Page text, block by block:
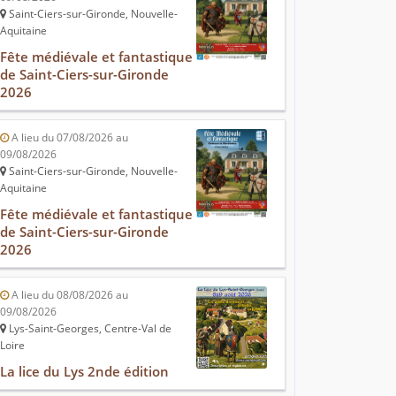
Saint-Ciers-sur-Gironde, Nouvelle-
Aquitaine
Fête médiévale et fantastique
de Saint-Ciers-sur-Gironde
2026
A lieu du 07/08/2026 au
09/08/2026
Saint-Ciers-sur-Gironde, Nouvelle-
Aquitaine
Fête médiévale et fantastique
de Saint-Ciers-sur-Gironde
2026
A lieu du 08/08/2026 au
09/08/2026
Lys-Saint-Georges, Centre-Val de
Loire
La lice du Lys 2nde édition